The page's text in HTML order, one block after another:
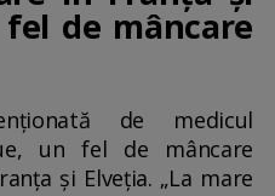
de mâncare
de medicul
un fel de mâncare
și Elveția. „La mare